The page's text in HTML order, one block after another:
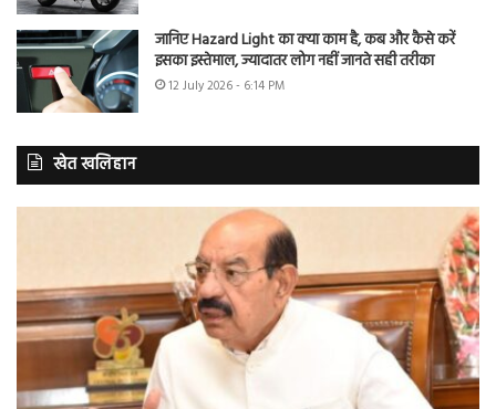
जानिए Hazard Light का क्या काम है, कब और कैसे करें
इसका इस्तेमाल, ज्यादातर लोग नहीं जानते सही तरीका
12 July 2026 - 6:14 PM
खेत खलिहान